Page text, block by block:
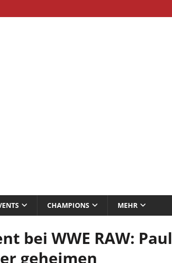
CHAMPIONS MEHR
bei WWE RAW: Paul
geheimen